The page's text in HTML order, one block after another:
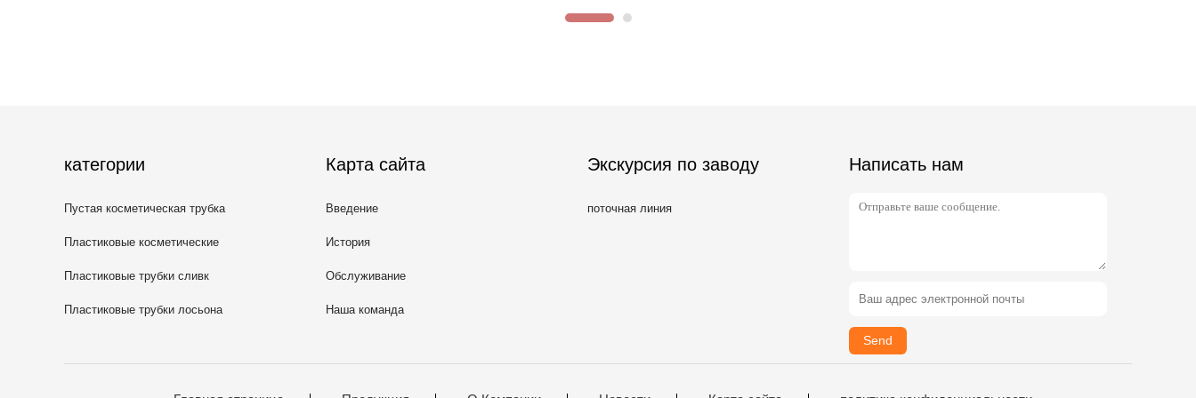
категории
Пустая косметическая трубка
Пластиковые косметические
трубки
Пластиковые трубки сливк
Пластиковые трубки лосьона
Карта сайта
Введение
История
Обслуживание
Наша команда
Экскурсия по заводу
поточная линия
Написать нам
Send